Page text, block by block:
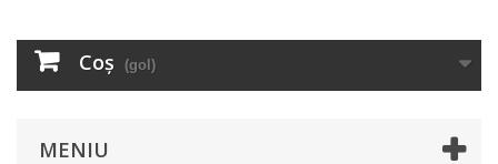
Coş (gol)
MENIU